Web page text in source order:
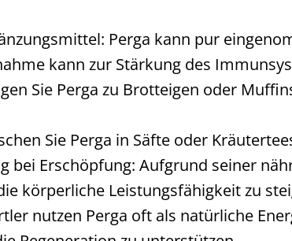
Perga kann pur
kann zur Stärkung des
Sie Perga zu Brotteigen oder
Sie Perga in Säfte oder
bei Erschöpfung: Aufgrund seiner
körperliche Leistungsfähigkeit zu
nutzen Perga oft als natürliche